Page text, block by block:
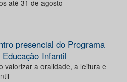
até 31 de agosto
presencial do Programa
Infantil
valorizar a oralidade, a leitura e